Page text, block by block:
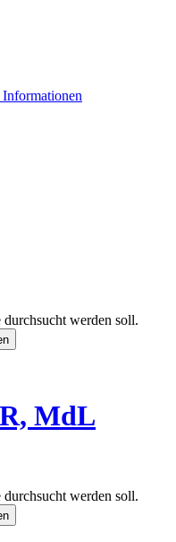
werden soll.
MdL
werden soll.